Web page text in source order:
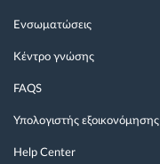
Ενσωματώσεις
Κέντρο γνώσης
FAQS
Υπολογιστής εξοικονόμησης
Help Center